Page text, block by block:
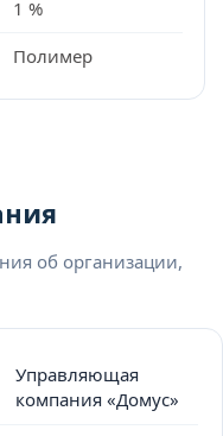
1 %
Полимер
об организации,
Управляющая
компания «Домус»